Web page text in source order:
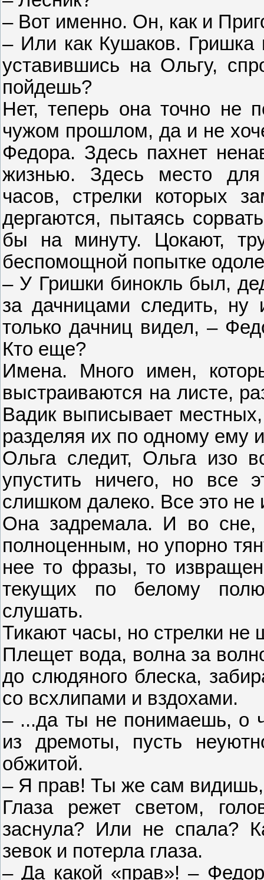
– Вот именно. Он, как и
– Или как Кушаков.
уставившись на Ольгу,
пойдешь?
Нет, теперь она точно не
чужом прошлом, да и не
Федора. Здесь пахнет
жизнью. Здесь место
часов, стрелки которых
дергаются, пытаясь
бы на минуту. Цокают,
беспомощной попытке
– У Гришки бинокль был,
за дачницами следить,
только дачниц видел, –
Кто еще?
Имена. Много имен,
выстраиваются на листе,
Вадик выписывает
разделяя их по одному ему
Ольга следит, Ольга изо
упустить ничего, но все
слишком далеко. Все это не
Она задремала. И во
полноценным, но упорно
нее то фразы, то
текущих по белому
слушать.
Тикают часы, но стрелки не
Плещет вода, волна за
до слюдяного блеска,
со всхлипами и вздохами.
– ...да ты не понимаешь, о
из дремоты, пусть
обжитой.
– Я прав! Ты же сам видишь,
Глаза режет светом,
заснула? Или не спала?
зевок и потерла глаза.
– Да какой «прав»! –